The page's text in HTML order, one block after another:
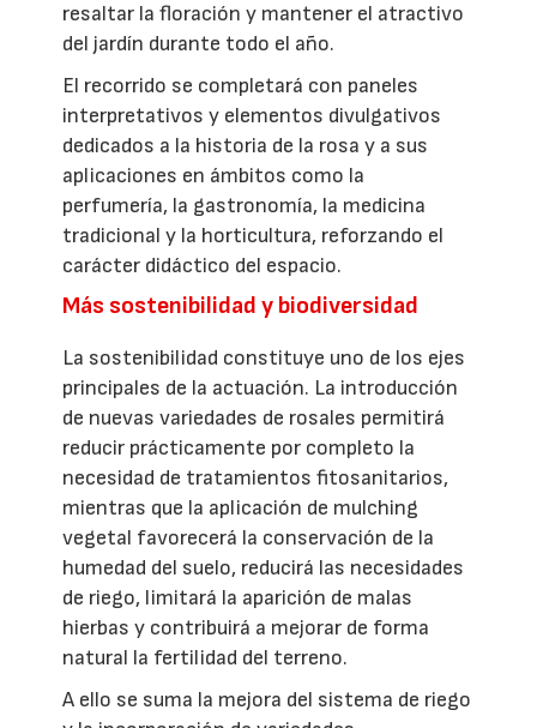
resaltar la floración y mantener el atractivo
del jardín durante todo el año.
El recorrido se completará con paneles
interpretativos y elementos divulgativos
dedicados a la historia de la rosa y a sus
aplicaciones en ámbitos como la
perfumería, la gastronomía, la medicina
tradicional y la horticultura, reforzando el
carácter didáctico del espacio.
Más sostenibilidad y biodiversidad
La sostenibilidad constituye uno de los ejes
principales de la actuación. La introducción
de nuevas variedades de rosales permitirá
reducir prácticamente por completo la
necesidad de tratamientos fitosanitarios,
mientras que la aplicación de mulching
vegetal favorecerá la conservación de la
humedad del suelo, reducirá las necesidades
de riego, limitará la aparición de malas
hierbas y contribuirá a mejorar de forma
natural la fertilidad del terreno.
A ello se suma la mejora del sistema de riego